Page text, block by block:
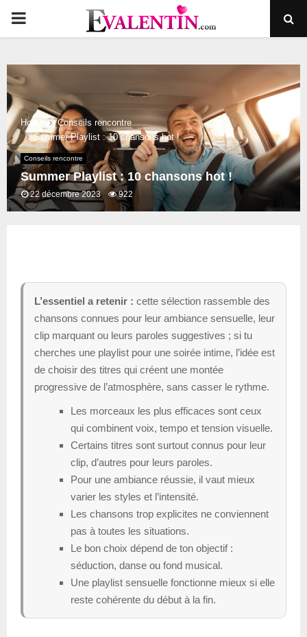
PRIMARY
Home
Conseils rencontre
Summer Playlist : 10 chansons hot !
Conseils rencontre
Summer Playlist : 10 chansons hot !
22 décembre 2023 922
L’essentiel a retenir : cette sélection rassemble des
chansons connues pour leur ambiance sensuelle, leur
clip marquant ou leurs paroles suggestives ; si tu
cherches une playlist pour une soirée intime, l’idée est
de choisir des titres qui créent une montée
progressive de l’atmosphère, sans casser le rythme.
Les morceaux les plus efficaces sont ceux
qui combinent voix, tempo et tension visuelle.
Certains titres sont surtout connus pour leur
clip, d’autres pour leurs paroles.
Pour une ambiance réussie, il vaut mieux
varier les styles et l’intensité.
Les chansons trop explicites ne conviennent
pas à toutes les situations.
Le bon choix dépend de ton objectif :
séduction, danse ou fond musical.
Une playlist sensuelle fonctionne mieux si elle
reste cohérente du début à la fin.